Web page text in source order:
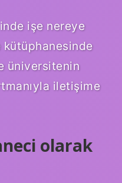
işe nereye
üniversitenin
iletişime
olarak